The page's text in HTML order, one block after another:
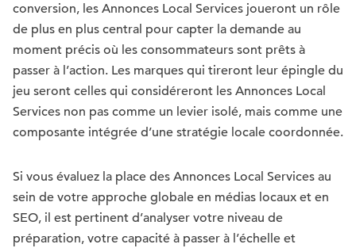
conversion, les Annonces Local Services joueront un rôle
de plus en plus central pour capter la demande au
moment précis où les consommateurs sont prêts à
passer à l’action. Les marques qui tireront leur épingle du
jeu seront celles qui considéreront les Annonces Local
Services non pas comme un levier isolé, mais comme une
composante intégrée d’une stratégie locale coordonnée.
Si vous évaluez la place des Annonces Local Services au
sein de votre approche globale en médias locaux et en
SEO, il est pertinent d’analyser votre niveau de
préparation, votre capacité à passer à l’échelle et